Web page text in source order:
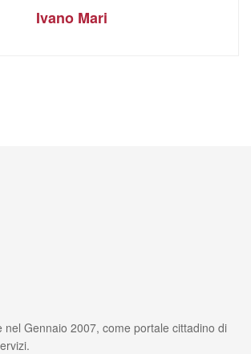
Ivano Mari
nel Gennaio 2007, come portale cittadino di